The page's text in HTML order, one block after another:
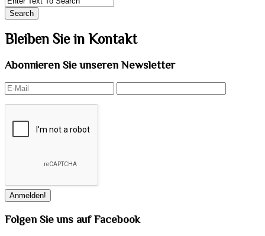
Bleiben Sie in Kontakt
Abonnieren Sie unseren Newsletter
Folgen Sie uns auf Facebook